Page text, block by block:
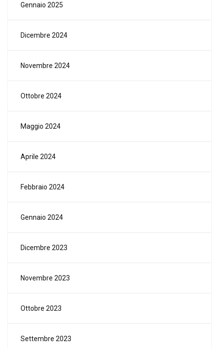
Gennaio 2025
Dicembre 2024
Novembre 2024
Ottobre 2024
Maggio 2024
Aprile 2024
Febbraio 2024
Gennaio 2024
Dicembre 2023
Novembre 2023
Ottobre 2023
Settembre 2023